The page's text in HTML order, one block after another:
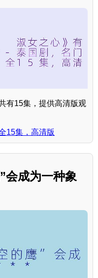
有15集，提供高清版观
15集，高清版
会成为一种象